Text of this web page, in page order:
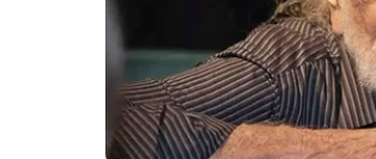
berasal dari Jakarta, Indonesia.
ini terkenal membintangi film
Assalamualaikum Calon